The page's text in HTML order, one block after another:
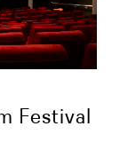
Festival